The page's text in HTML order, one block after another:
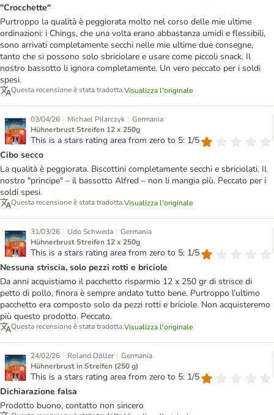
"Crocchette"
Purtroppo la qualità è peggiorata molto nel corso delle mie ultime
ordinazioni: i Chings, che una volta erano abbastanza umidi e flessibili,
sono arrivati completamente secchi nelle mie ultime due consegne,
tanto che si possono solo sbriciolare e usare come piccoli snack. Il
nostro bassotto li ignora completamente. Un vero peccato per i soldi
spesi.
Questa recensione è stata tradotta.Visualizza l'originale
03/04/26 | Michael Pilarczyk | Germania
Hühnerbrust Streifen 12 x 250g
This is a stars rating area from zero to 5: 1/5
Cibo secco
La qualità è peggiorata. Biscottini completamente secchi e sbriciolati. Il
nostro "principe" – il bassotto Alfred – non li mangia più. Peccato per i
soldi spesi.
Questa recensione è stata tradotta.Visualizza l'originale
31/03/26 | Udo Schweda | Germania
Hühnerbrust Streifen 12 x 250g
This is a stars rating area from zero to 5: 1/5
Nessuna striscia, solo pezzi rotti e briciole
Da anni acquistiamo il pacchetto risparmio 12 x 250 gr di strisce di
petto di pollo, finora è sempre andato tutto bene. Purtroppo l’ultimo
pacchetto era composto solo da pezzi rotti e briciole. Non acquisteremo
più questo prodotto. Peccato.
Questa recensione è stata tradotta.Visualizza l'originale
24/02/26 | Roland Döller | Germania
Hühnerbrust in Streifen (250 g)
This is a stars rating area from zero to 5: 1/5
Dichiarazione falsa
Prodotto buono, contatto non sincero